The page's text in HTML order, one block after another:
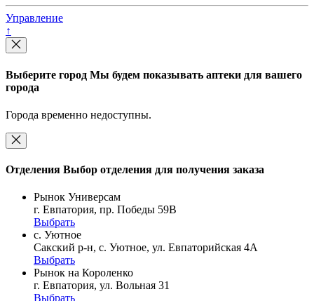
Управление
↑
Выберите город Мы будем показывать аптеки для вашего
города
Города временно недоступны.
Отделения Выбор отделения для получения заказа
Рынок Универсам
г. Евпатория, пр. Победы 59В
Выбрать
с. Уютное
Сакский р-н, с. Уютное, ул. Евпаторийская 4А
Выбрать
Рынок на Короленко
г. Евпатория, ул. Вольная 31
Выбрать